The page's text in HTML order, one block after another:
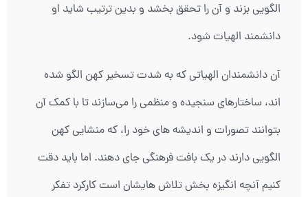
الگویی بزند و آن را تحقق بخشد و بدین ترتیب شاید او
دانشمند الهیات شود.
آن دانشمندان الهیاتی که به شدت تسخیر کهن الگو شده
اند، ساختارهای سنجیده و منظمی را می‌سازند تا با کمک آن
بتوانند تصورات و اندیشه های خود را، که منشایی کهن
الگویی دارند در یک بافت فرهنگی جای دهند. اما باید دقت
کنیم آنچه انگیزه بخش تلاش هایشان است کارکرد تفکر